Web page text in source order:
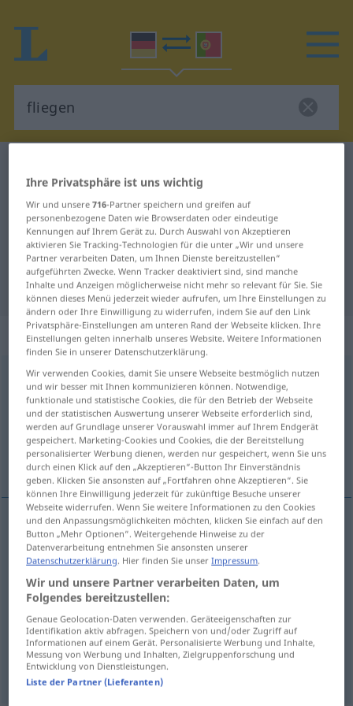
Deutsch-Portugiesisch
Übersetzung für "fliegen"
"fliegen" Portugiesisch
Übersetzung
„fliegen“
fliegen [ˈfliːgən] <s.; a.h.>
Übersicht aller Übersetzungen
(Für mehr Details die Übersetzung anklicken/antippen)
voar, ir de avião, ser posto na rua
voar fliegen
deavião fliegen im Flugzeug
serpostonarua fliegen(≈ hinausgeworfen
werden) UMG
Ihre Privatsphäre ist uns wichtig
Wir und unsere716-Partner speichern und greifen auf
personenbezogene Daten wie Browserdaten oder eindeutige
Kennungen auf Ihrem Gerät zu. Durch Auswahl von Akzeptieren
aktivieren Sie Tracking-Technologien für die unter „Wir und unsere
Partner verarbeiten Daten, um Ihnen Dienste bereitzustellen“
aufgeführten Zwecke. Wenn Tracker deaktiviert sind, sind manche
Inhalte und Anzeigen möglicherweise nicht mehr so relevant für Sie. Sie
können dieses Menü jederzeit wieder aufrufen, um Ihre Einstellungen zu
ändern oder Ihre Einwilligung zu widerrufen, indem Sie auf den Link
Privatsphäre-Einstellungen am unteren Rand der Webseite klicken. Ihre
Einstellungen gelten innerhalb unseres Website. Weitere Informationen
finden Sie in unserer Datenschutzerklärung.
Wir verwenden Cookies, damit Sie unsere Webseite bestmöglich nutzen
und wir besser mit Ihnen kommunizieren können. Notwendige,
funktionale und statistische Cookies, die für den Betrieb der Webseite
und der statistischen Auswertung unserer Webseite erforderlich sind,
werden auf Grundlage unserer Vorauswahl immer auf Ihrem Endgerät
gespeichert. Marketing-Cookies und Cookies, die der Bereitstellung
personalisierter Werbung dienen, werden nur gespeichert, wenn Sie uns
durch einen Klick auf den „Akzeptieren“-Button Ihr Einverständnis
geben. Klicken Sie ansonsten auf „Fortfahren ohne Akzeptieren“. Sie
können Ihre Einwilligung jederzeit für zukünftige Besuche unserer
Webseite widerrufen. Wenn Sie weitere Informationen zu den Cookies
und den Anpassungsmöglichkeiten möchten, klicken Sie einfach auf den
Button „Mehr Optionen“. Weitergehende Hinweise zu der
Datenverarbeitung entnehmen Sie ansonsten unserer
Datenschutzerklärung. Hier finden Sie unserImpressum.
Wir und unsere Partner verarbeiten Daten, um
Folgendes bereitzustellen:
Genaue Geolocation-Daten verwenden. Geräteeigenschaften zur
Identifikation aktiv abfragen. Speichern von und/oder Zugriff auf
Informationen auf einem Gerät. Personalisierte Werbung und Inhalte,
Messung von Werbung und Inhalten, Zielgruppenforschung und
Entwicklung von Dienstleistungen.
Liste der Partner (Lieferanten)